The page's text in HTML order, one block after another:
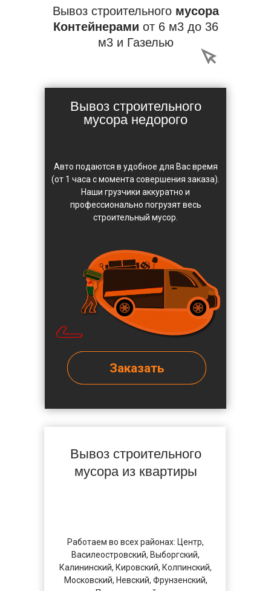
Вывоз строительного мусора
Контейнерами от 6 м3 до 36
м3 и Газелью
Вывоз строительного
мусора недорого
Авто подаются в удобное для Вас время
(от 1 часа с момента совершения заказа).
Наши грузчики аккуратно и
профессионально погрузят весь
строительный мусор.
✅
Заказать
Вывоз строительного
мусора из квартиры
Работаем во всех районах: Центр,
Василеостровский, Выборгский,
Калининский, Кировский, Колпинский,
Московский, Невский, Фрунзенский,